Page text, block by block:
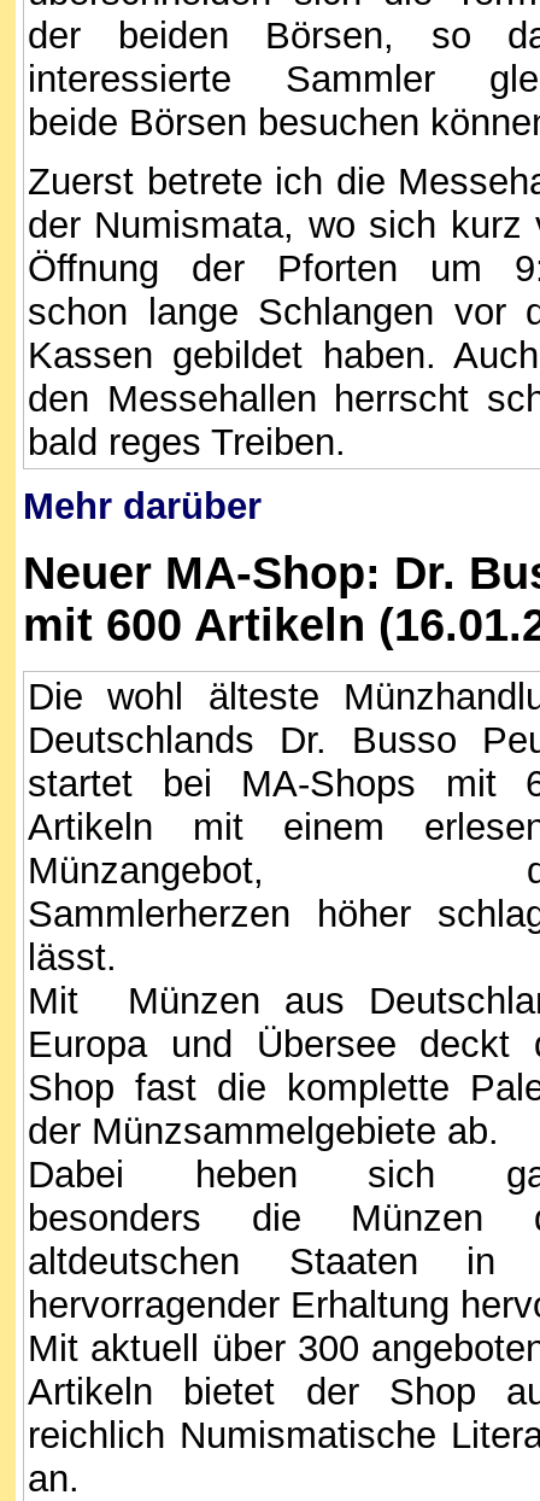
der beiden Börsen, so
interessierte Sammler
beide Börsen besuchen
Zuerst betrete ich die
der Numismata, wo sich kurz
Öffnung der Pforten um
schon lange Schlangen vor
Kassen gebildet haben.
den Messehallen herrscht
bald reges Treiben.
Mehr darüber
Neuer MA-Shop: Dr.
mit 600 Artikeln
Die wohl älteste
Deutschlands Dr. Busso
startet bei MA-Shops mit
Artikeln mit einem
Münzangebot,
Sammlerherzen höher
lässt.
Mit Münzen aus
Europa und Übersee deckt
Shop fast die komplette
der Münzsammelgebiete ab.
Dabei heben sich
besonders die Münzen
altdeutschen Staaten in
hervorragender Erhaltung
Mit aktuell über 300
Artikeln bietet der Shop
reichlich Numismatische
an.